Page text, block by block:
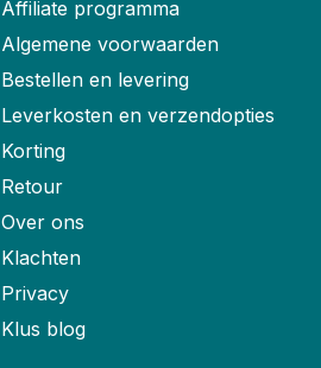
Affiliate programma
Algemene voorwaarden
Bestellen en levering
Leverkosten en verzendopties
Korting
Retour
Over ons
Klachten
Privacy
Klus blog